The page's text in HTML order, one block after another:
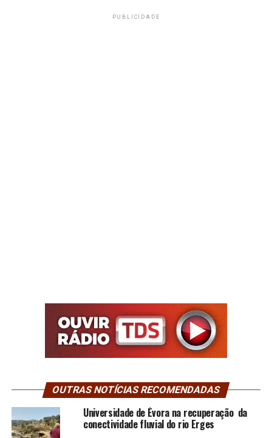
PUBLICIDADE
OUTRAS NOTÍCIAS RECOMENDADAS
Universidade de Évora na recuperação da
conectividade fluvial do rio Erges